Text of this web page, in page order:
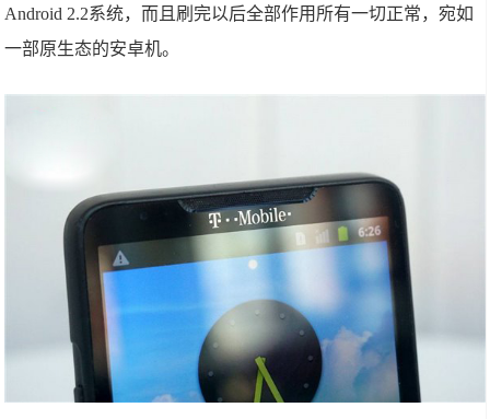
Android 2.2系统，而且刷完以后全部作用所有一切正常，宛如
一部原生态的安卓机。